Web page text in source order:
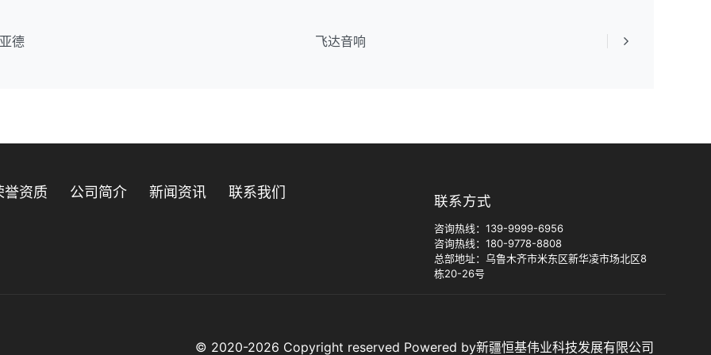
德 飞达音响
誉资质 公司简介 新闻资讯 联系我们
联系方式
咨询热线：139-9999-6956
咨询热线：180-9778-8808
总部地址：乌鲁木齐市米东区新华凌市场北区8
栋20-26号
© 2020-2026 Copyright reserved Powered by新疆恒基伟业科技发展有限公司